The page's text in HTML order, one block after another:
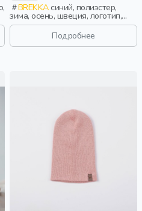
BREKKAсиний, полиэстер,
зима, осень, швеция, логотип,
дети
Подробнее